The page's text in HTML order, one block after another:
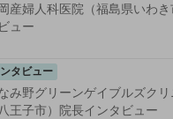
産婦人科医院（福島県いわ
ュー
タビュー
み野グリーンゲイブルズク
王子市）院長インタビュー